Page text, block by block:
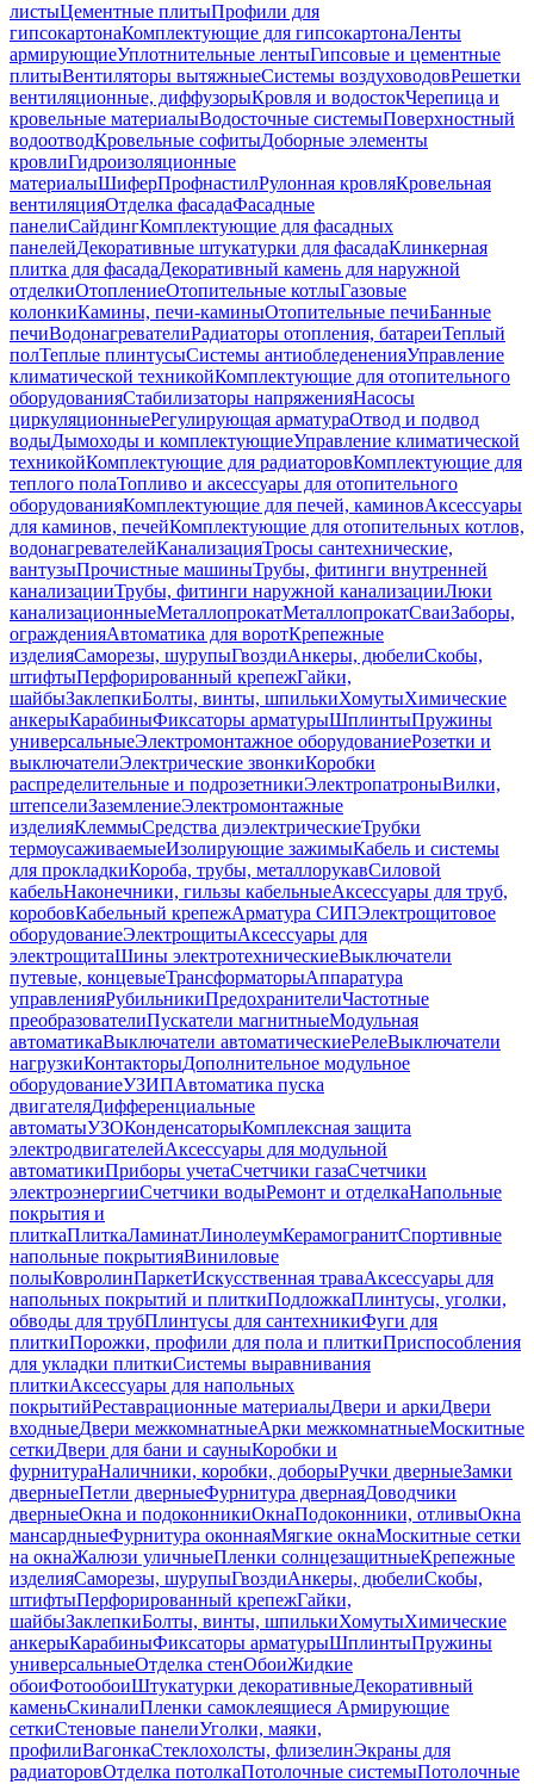
листыЦементные плитыПрофили для
гипсокартонаКомплектующие для гипсокартонаЛенты
армирующиеУплотнительные лентыГипсовые и цементные
плитыВентиляторы вытяжныеСистемы воздуховодовРешетки
вентиляционные, диффузорыКровля и водостокЧерепица и
кровельные материалыВодосточные системыПоверхностный
водоотводКровельные софитыДоборные элементы
кровлиГидроизоляционные
материалыШиферПрофнастилРулонная кровляКровельная
вентиляцияОтделка фасадаФасадные
панелиСайдингКомплектующие для фасадных
панелейДекоративные штукатурки для фасадаКлинкерная
плитка для фасадаДекоративный камень для наружной
отделкиОтоплениеОтопительные котлыГазовые
колонкиКамины, печи-каминыОтопительные печиБанные
печиВодонагревателиРадиаторы отопления, батареиТеплый
полТеплые плинтусыСистемы антиобледененияУправление
климатической техникойКомплектующие для отопительного
оборудованияСтабилизаторы напряженияНасосы
циркуляционныеРегулирующая арматураОтвод и подвод
водыДымоходы и комплектующиеУправление климатической
техникойКомплектующие для радиаторовКомплектующие для
теплого полаТопливо и аксессуары для отопительного
оборудованияКомплектующие для печей, каминовАксессуары
для каминов, печейКомплектующие для отопительных котлов,
водонагревателейКанализацияТросы сантехнические,
вантузыПрочистные машиныТрубы, фитинги внутренней
канализацииТрубы, фитинги наружной канализацииЛюки
канализационныеМеталлопрокатМеталлопрокатСваиЗаборы,
огражденияАвтоматика для воротКрепежные
изделияСаморезы, шурупыГвоздиАнкеры, дюбелиСкобы,
штифтыПерфорированный крепежГайки,
шайбыЗаклепкиБолты, винты, шпилькиХомутыХимические
анкерыКарабиныФиксаторы арматурыШплинтыПружины
универсальныеЭлектромонтажное оборудованиеРозетки и
выключателиЭлектрические звонкиКоробки
распределительные и подрозетникиЭлектропатроныВилки,
штепселиЗаземлениеЭлектромонтажные
изделияКлеммыСредства диэлектрическиеТрубки
термоусаживаемыеИзолирующие зажимыКабель и системы
для прокладкиКороба, трубы, металлорукавСиловой
кабельНаконечники, гильзы кабельныеАксессуары для труб,
коробовКабельный крепежАрматура СИПЭлектрощитовое
оборудованиеЭлектрощитыАксессуары для
электрощитаШины электротехническиеВыключатели
путевые, концевыеТрансформаторыАппаратура
управленияРубильникиПредохранителиЧастотные
преобразователиПускатели магнитныеМодульная
автоматикаВыключатели автоматическиеРелеВыключатели
нагрузкиКонтакторыДополнительное модульное
оборудованиеУЗИПАвтоматика пуска
двигателяДифференциальные
автоматыУЗОКонденсаторыКомплексная защита
электродвигателейАксессуары для модульной
автоматикиПриборы учетаСчетчики газаСчетчики
электроэнергииСчетчики водыРемонт и отделкаНапольные
покрытия и
плиткаПлиткаЛаминатЛинолеумКерамогранитСпортивные
напольные покрытияВиниловые
полыКовролинПаркетИскусственная траваАксессуары для
напольных покрытий и плиткиПодложкаПлинтусы, уголки,
обводы для трубПлинтусы для сантехникиФуги для
плиткиПорожки, профили для пола и плиткиПриспособления
для укладки плиткиСистемы выравнивания
плиткиАксессуары для напольных
покрытийРеставрационные материалыДвери и аркиДвери
входныеДвери межкомнатныеАрки межкомнатныеМоскитные
сеткиДвери для бани и сауныКоробки и
фурнитураНаличники, коробки, доборыРучки дверныеЗамки
дверныеПетли дверныеФурнитура двернаяДоводчики
дверныеОкна и подоконникиОкнаПодоконники, отливыОкна
мансардныеФурнитура оконнаяМягкие окнаМоскитные сетки
на окнаЖалюзи уличныеПленки солнцезащитныеКрепежные
изделияСаморезы, шурупыГвоздиАнкеры, дюбелиСкобы,
штифтыПерфорированный крепежГайки,
шайбыЗаклепкиБолты, винты, шпилькиХомутыХимические
анкерыКарабиныФиксаторы арматурыШплинтыПружины
универсальныеОтделка стенОбоиЖидкие
обоиФотообоиШтукатурки декоративныеДекоративный
каменьСкиналиПленки самоклеящиеся Армирующие
сеткиСтеновые панелиУголки, маяки,
профилиВагонкаСтеклохолсты, флизелинЭкраны для
радиаторовОтделка потолкаПотолочные системыПотолочные